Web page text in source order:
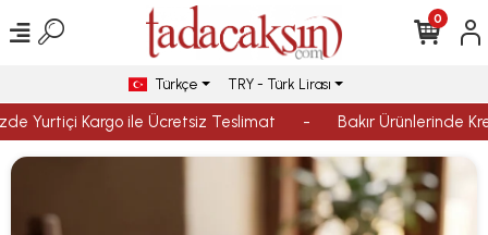
Yurtiçi Kargo ile Ücretsiz Teslimat Bakır Ürünlerinde
0
Türkçe TRY - Türk Lirası